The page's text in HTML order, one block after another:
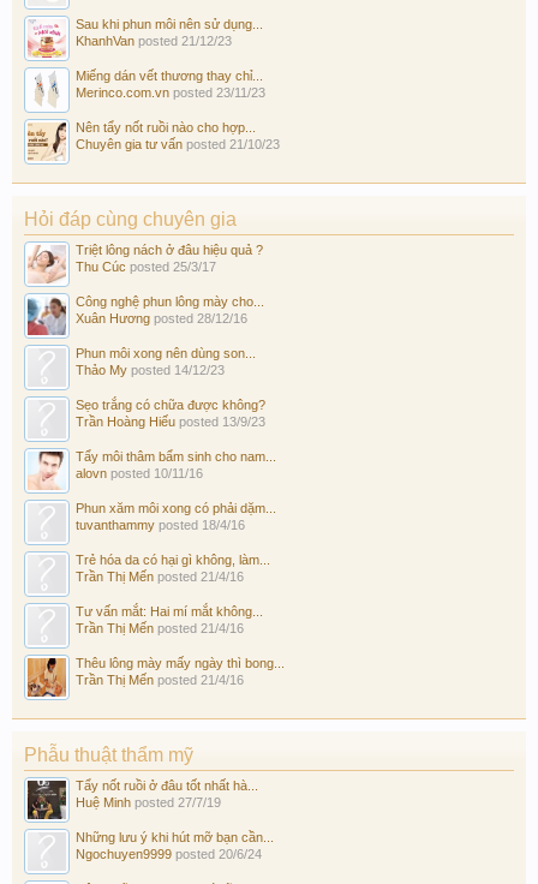
Sau khi phun môi nên sử dụng...
KhanhVan posted 21/12/23
Miếng dán vết thương thay chỉ...
Merinco.com.vn posted 23/11/23
Nên tẩy nốt ruồi nào cho hợp...
Chuyên gia tư vấn posted 21/10/23
Hỏi đáp cùng chuyên gia
Triệt lông nách ở đâu hiệu quả ?
Thu Cúc posted 25/3/17
Công nghệ phun lông mày cho...
Xuân Hương posted 28/12/16
Phun môi xong nên dùng son...
Thảo My posted 14/12/23
Sẹo trắng có chữa được không?
Trần Hoàng Hiếu posted 13/9/23
Tẩy môi thâm bẩm sinh cho nam...
alovn posted 10/11/16
Phun xăm môi xong có phải dặm...
tuvanthammy posted 18/4/16
Trẻ hóa da có hại gì không, làm...
Trần Thị Mến posted 21/4/16
Tư vấn mắt: Hai mí mắt không...
Trần Thị Mến posted 21/4/16
Thêu lông mày mấy ngày thì bong...
Trần Thị Mến posted 21/4/16
Phẫu thuật thẩm mỹ
Tẩy nốt ruồi ở đâu tốt nhất hà...
Huệ Minh posted 27/7/19
Những lưu ý khi hút mỡ bạn cần...
Ngochuyen9999 posted 20/6/24